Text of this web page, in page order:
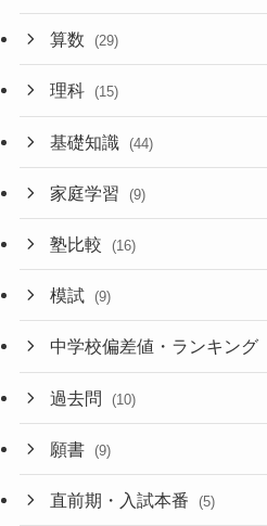
算数 (29)
理科 (15)
基礎知識 (44)
家庭学習 (9)
塾比較 (16)
模試 (9)
中学校偏差値・ランキング
過去問 (10)
願書 (9)
直前期・入試本番 (5)